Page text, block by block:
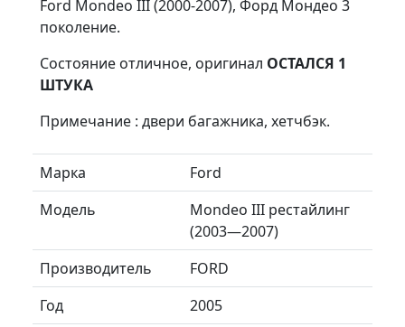
Ford Mondeo III (2000-2007), Форд Мондео 3
поколение.
Состояние отличное, оригинал ОСТАЛСЯ 1
ШТУКА
Примечание : двери багажника, хетчбэк.
Марка
Ford
Модель
Mondeo III рестайлинг
(2003—2007)
Производитель
FORD
Год
2005